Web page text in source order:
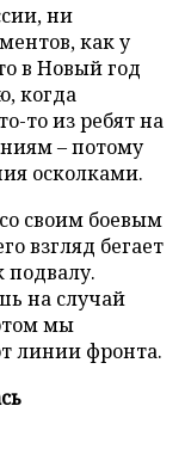
ни
как у
в Новый год
когда
то из ребят на
– потому
осколками.
своим боевым
взгляд бегает
подвалу.
на случай
мы
линии фронта.